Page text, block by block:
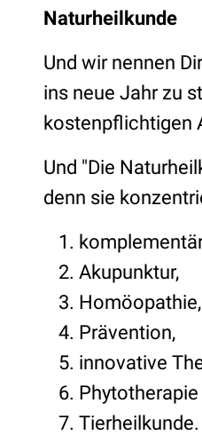
Naturheilkunde
Und wir nennen
ins neue Jahr zu
kostenpflichtigen
Und "Die
denn sie
Akupunktur,
Homöopathie,
Prävention,
innovative
Phytotherapie
Tierheilkunde.